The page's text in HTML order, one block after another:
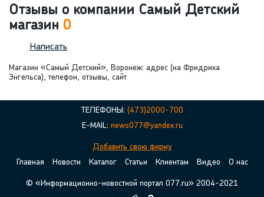
Отзывы о компании Самый Детский
магазин 0
Написать
Магазин «Самый Детский», Воронеж: адрес (на Фридриха
Энгельса), телефон, отзывы, сайт
ТЕЛЕФОНЫ: (473)2000-700
E-MAIL: news077@yandex.ru
Добавить свою фирму
Главная
Новости Каталог Статьи Клиентам Видео О нас
© «Информационно-новостной портал 077.ru» 2004-2021